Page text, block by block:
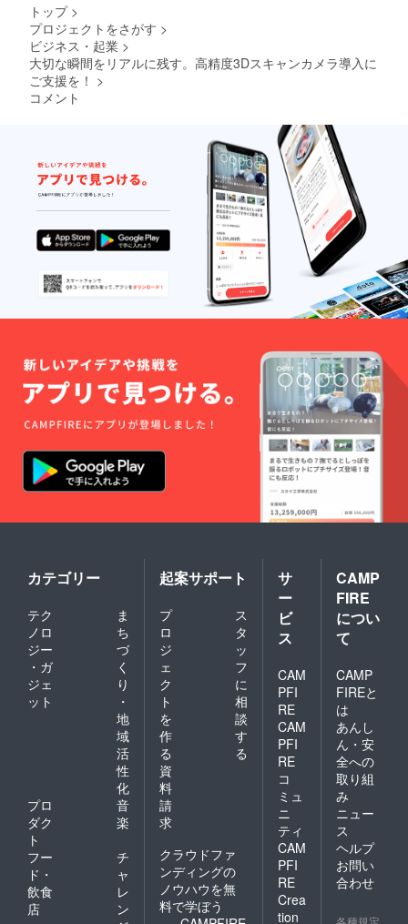
トップ >
プロジェクトをさがす >
ビジネス・起業 >
大切な瞬間をリアルに残す。高精度3Dスキャンカメラ導入に
ご支援を！ >
コメント
カテゴリー
テク
ノロ
ジー
・ガ
ジェ
ット
ま
ち
づ
く
り
・
地
域
活
性
化
プロ
ダク
ト
音
楽
フー
ド・
飲食
店
チ
ャ
レ
ン
起案サポート
プ
ロ
ジ
ェ
ク
ト
を
作
る
ス
タ
ッ
フ
に
相
談
す
る
資
料
請
求
クラウドファ
ンディングの
ノウハウを無
料で学ぼう
サ
ー
ビ
ス
CAM
PFI
RE
CAM
PFI
RE
コ
ミュ
ニ
ティ
CAM
PFI
RE
Crea
tion
CAMP
FIRE
につい
て
CAMP
FIREと
は
あんし
ん・安
全への
取り組
み
ニュー
ス
ヘルプ
お問い
合わせ